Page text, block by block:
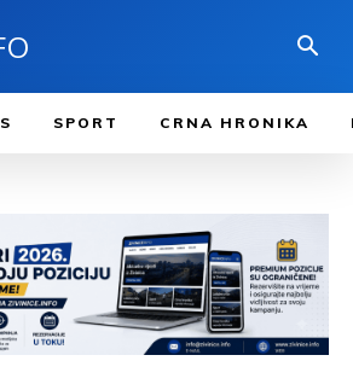
SPORT CRNA HRONIKA